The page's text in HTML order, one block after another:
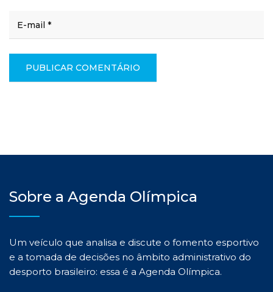
Sobre a Agenda Olímpica
Um veículo que analisa e discute o fomento esportivo
e a tomada de decisões no âmbito administrativo do
desporto brasileiro: essa é a Agenda Olímpica.